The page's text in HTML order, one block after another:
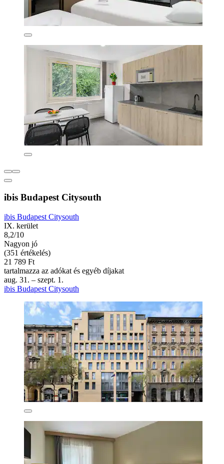
ibis Budapest Citysouth
ibis Budapest Citysouth
IX. kerület
8,2/10
Nagyon jó
(351 értékelés)
21 789 Ft
tartalmazza az adókat és egyéb díjakat
aug. 31. – szept. 1.
ibis Budapest Citysouth